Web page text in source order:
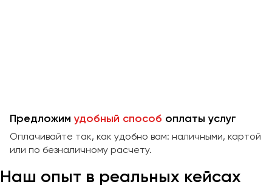
Предложимудобный способ оплаты услуг
Оплачивайте так, как удобно вам: наличными, картой
или по безналичному расчету.
Наш опыт в реальных кейсах